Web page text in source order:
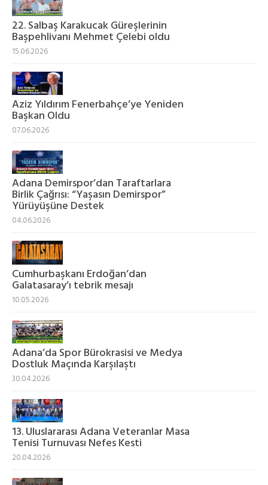
22. Salbaş Karakucak Güreşlerinin
Başpehlivanı Mehmet Çelebi oldu
15.06.2026
Aziz Yıldırım Fenerbahçe’ye Yeniden
Başkan Oldu
07.06.2026
Adana Demirspor’dan Taraftarlara
Birlik Çağrısı: “Yaşasın Demirspor”
Yürüyüşüne Destek
04.06.2026
Cumhurbaşkanı Erdoğan’dan
Galatasaray’ı tebrik mesajı
10.05.2026
Adana’da Spor Bürokrasisi ve Medya
Dostluk Maçında Karşılaştı
30.04.2026
13. Uluslararası Adana Veteranlar Masa
Tenisi Turnuvası Nefes Kesti
20.04.2026